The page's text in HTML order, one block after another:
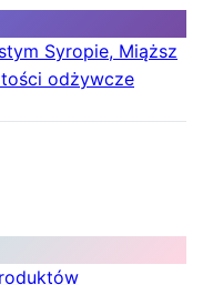
Syropie, Miąższ
odżywcze